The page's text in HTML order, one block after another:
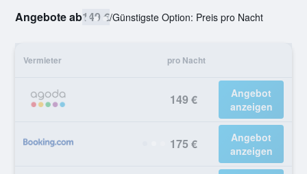
Angebote ab149 €/Günstigste Option: Preis pro Nacht
Vermieter pro Nacht
149 €
Angebot
anzeigen
175 €
Angebot
anzeigen